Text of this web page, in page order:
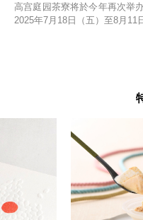
高宫庭园茶寮将於今年再次举
2025年7月18日（五）至8月11